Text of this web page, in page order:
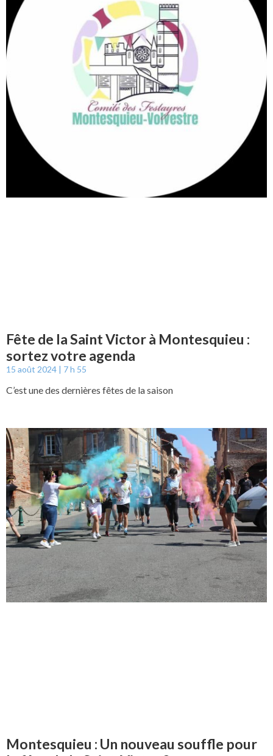
Fête de la Saint Victor à Montesquieu :
sortez votre agenda
15 août 2024 7 h 55
C’est une des dernières fêtes de la saison
Montesquieu : Un nouveau souffle pour